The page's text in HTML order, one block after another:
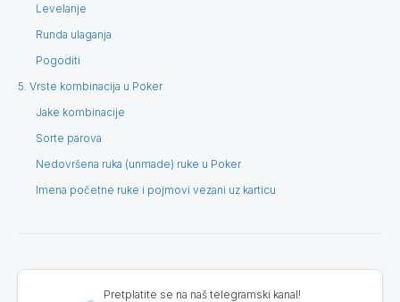
Levelanje
Runda ulaganja
Pogoditi
5. Vrste kombinacija u Poker
Jake kombinacije
Sorte parova
Nedovršena ruka (unmade) ruke u Poker
Imena početne ruke i pojmovi vezani uz karticu
Pretplatite se na naš telegramski kanal!